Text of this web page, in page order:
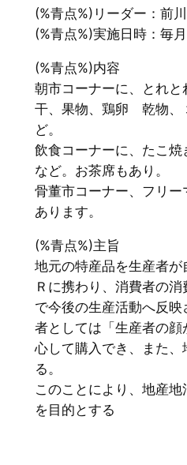
(%青点%)リーダー：前
(%青点%)実施日時：毎
(%青点%)内容
朝市コーナーに、とれ
干、果物、鶏卵 乾物、
ど。
飲食コーナーに、たこ
など。お茶席もあり。
骨董市コーナー、フリ
あります。
(%青点%)主旨
地元の特産品を生産者が
Ｒに携わり、消費者の
で今後の生産活動へ反
者としては「生産者の
心して購入でき、また
る。
このことにより、地産
を目的とする